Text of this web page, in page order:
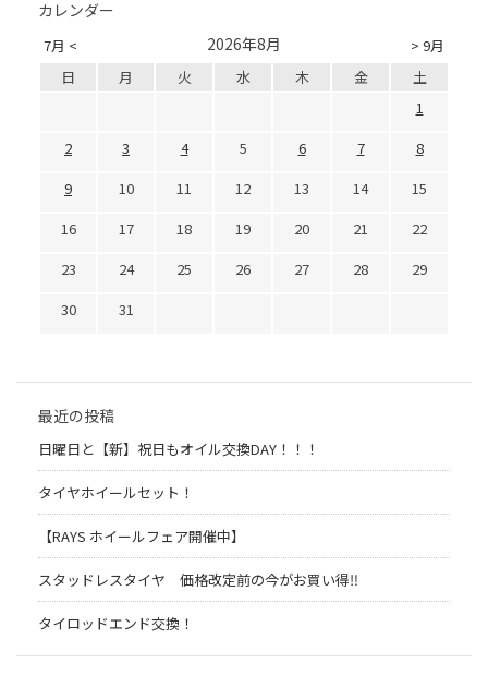
カレンダー
7月 < > 9月
2026年8月
日 月 火 水 木 金
土
1
2
3 4 5 6 7
8
9
10 11 12 13 14
15
16
17 18 19 20 21
22
23
24 25 26 27 28
29
30
31
最近の投稿
日曜日と【新】祝日もオイル交換DAY！！！
タイヤホイールセット！
【RAYS ホイールフェア開催中】
スタッドレスタイヤ 価格改定前の今がお買い得‼️
タイロッドエンド交換！